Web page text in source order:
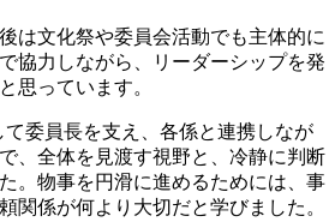
は文化祭や委員会活動でも主体的に
協力しながら、リーダーシップを発
思っています。
て委員長を支え、各係と連携しなが
、全体を見渡す視野と、冷静に判断
。物事を円滑に進めるためには、事
関係が何より大切だと学びました。